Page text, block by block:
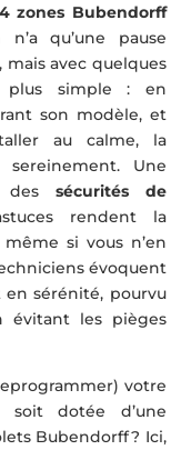
zones Bubendorff
qu’une pause
mais avec quelques
plus simple : en
son modèle, et
au calme, la
Une
des sécurités de
rendent la
si vous n’en
évoquent
sérénité, pourvu
évitant les pièges
votre
soit dotée d’une
Bubendorff ? Ici,